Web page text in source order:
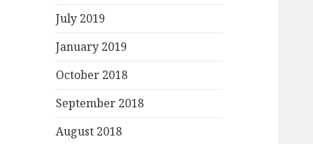
July 2019
January 2019
October 2018
September 2018
August 2018